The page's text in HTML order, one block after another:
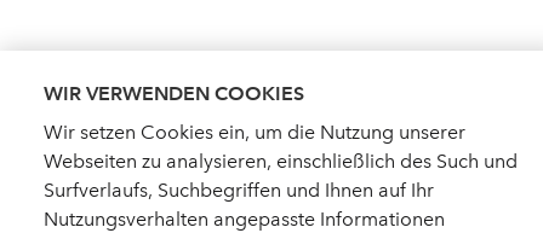
WIR VERWENDEN COOKIES
Wir setzen Cookies ein, um die Nutzung unserer
Webseiten zu analysieren, einschließlich des Such und
Surfverlaufs, Suchbegriffen und Ihnen auf Ihr
Nutzungsverhalten angepasste Informationen